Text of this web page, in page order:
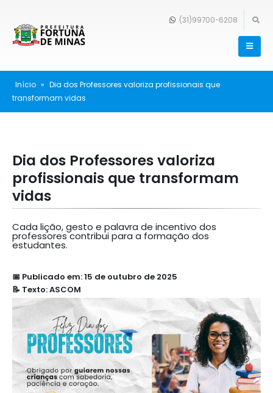
(31)99700-6208
Início » Dia dos Professores valoriza profissionais que
transformam vidas
Dia dos Professores valoriza
profissionais que transformam
vidas
Cada lição, gesto e palavra de incentivo dos
professores contribui para a formação dos
estudantes.
📅 Publicado em: 15 de outubro de 2025
📝 Texto: ASCOM